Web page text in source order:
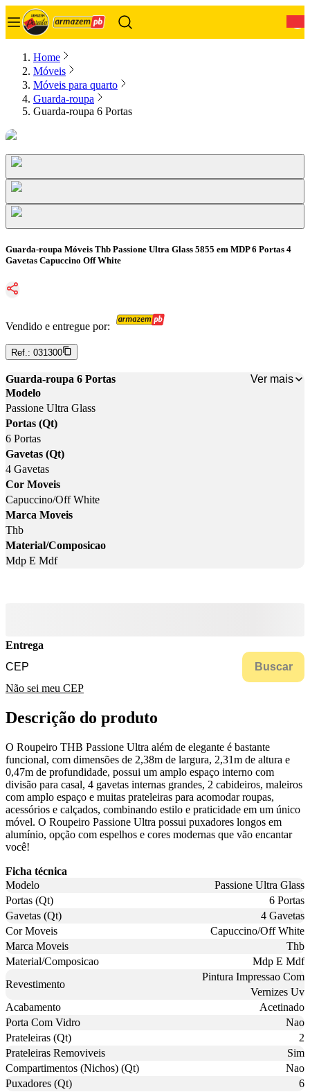
Home
Móveis
Móveis para quarto
Guarda-roupa
Guarda-roupa 6 Portas
Guarda-roupa Móveis Thb Passione Ultra Glass 5855 em MDP 6 Portas 4
Gavetas Capuccino Off White
Vendido e entregue por:
Ref.: 031300
Guarda-roupa 6 Portas
Ver mais
Modelo
Passione Ultra Glass
Portas (Qt)
6 Portas
Gavetas (Qt)
4 Gavetas
Cor Moveis
Capuccino/Off White
Marca Moveis
Thb
Material/Composicao
Mdp E Mdf
Entrega
Buscar
Não sei meu CEP
Descrição do produto
O Roupeiro THB Passione Ultra além de elegante é bastante
funcional, com dimensões de 2,38m de largura, 2,31m de altura e
0,47m de profundidade, possui um amplo espaço interno com
divisão para casal, 4 gavetas internas grandes, 2 cabideiros, maleiros
com amplo espaço e muitas prateleiras para acomodar roupas,
acessórios e calçados, combinando estilo e praticidade em um único
móvel. O Roupeiro Passione Ultra possui puxadores longos em
alumínio, opção com espelhos e cores modernas que vão encantar
você!
Ficha técnica
Modelo
Passione Ultra Glass
Portas (Qt)
6 Portas
Gavetas (Qt)
4 Gavetas
Cor Moveis
Capuccino/Off White
Marca Moveis
Thb
Material/Composicao
Mdp E Mdf
Revestimento
Pintura Impressao Com
Vernizes Uv
Acabamento
Acetinado
Porta Com Vidro
Nao
Prateleiras (Qt)
2
Prateleiras Removiveis
Sim
Compartimentos (Nichos) (Qt)
Nao
Puxadores (Qt)
6